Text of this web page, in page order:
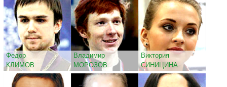
Федор
КЛИМОВ
Владимир
МОРОЗОВ
Виктория
СИНИЦИНА